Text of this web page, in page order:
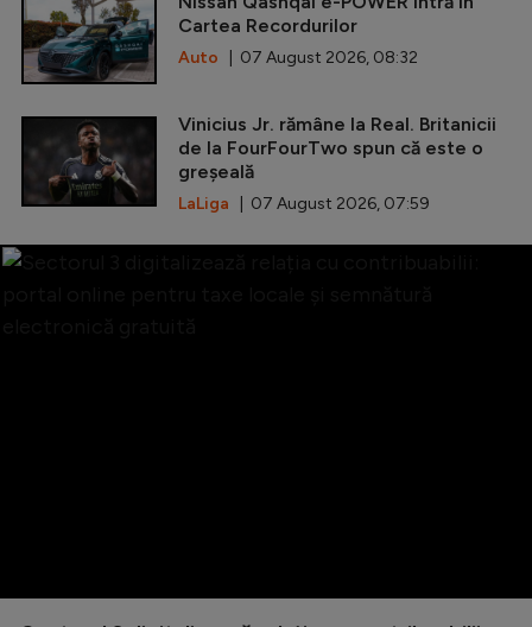
Cartea Recordurilor
Auto | 07 August 2026, 08:32
Vinicius Jr. rămâne la Real. Britanicii
de la FourFourTwo spun că este o
greșeală
LaLiga | 07 August 2026, 07:59